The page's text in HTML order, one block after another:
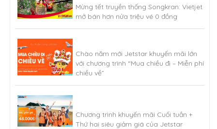
Mừng tết truyền thống Songkran: Vietjet
mở bán hơn nửa triệu vé 0 đồng
Chào năm mới Jetstar khuyến mãi lớn
với chương trình “Mua chiều đi – Miễn phí
chiều về”
Chương trình khuyến mãi Cuối tuần +
Thứ hai siêu giảm giá của Jetstar